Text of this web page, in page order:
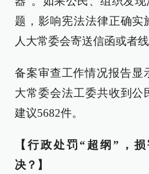
题，影响宪法法律正确实
人大常委会寄送信函或者
备案审查工作情况报告显
大常委会法工委共收到公
建议5682件。
【行政处罚“超纲”，
决？】